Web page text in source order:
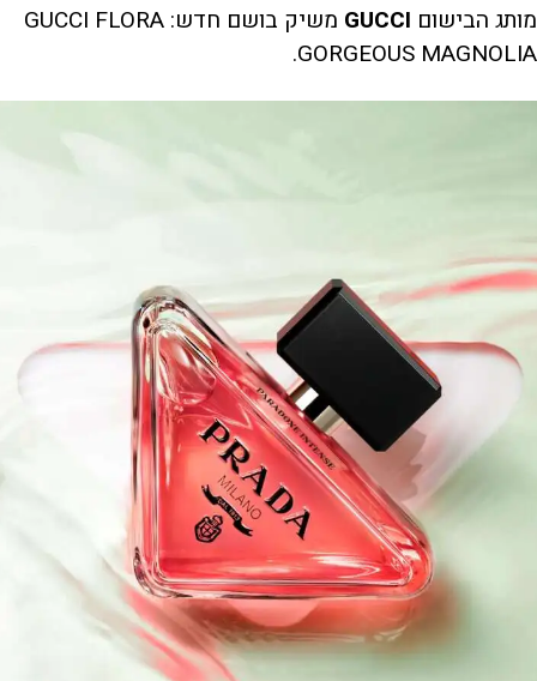
מותג הבישום GUCCI
משיק בושם חדש: GUCCI FLORA
GORGEOUS MAGNOLIA.